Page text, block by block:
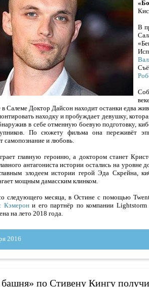
В
в Салеме Доктор Дайсон находит останки едва
находку и пробуждает девушку,
в себе отменную боевую подготовку,
По сюжету фильма она переживёт
самопознание и любовь.
главную героиню, а доктором станет
антагониста истории остались на уровне
злодеем истории герой Эда Скрейна,
мощным дамасским клинком.
следующего месяца, в Остине с помощью
Кэмерони его партнёр по компании
на лето 2018 года.
2016
по Стивену Кингу